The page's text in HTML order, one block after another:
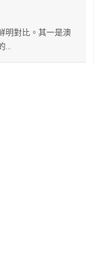
明對比。其一是澳
…